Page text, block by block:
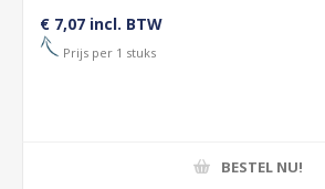
€ 7,07 incl. BTW
Prijs per 1 stuks
BESTEL NU!